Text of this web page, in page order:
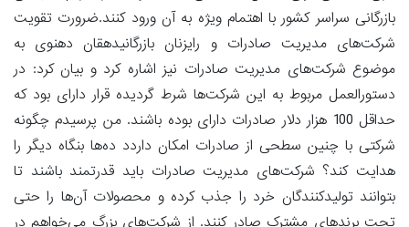
بازرگانی سراسر کشور با اهتمام ویژه به آن ورود کنند.ضرورت تقویت
شرکت‌های مدیریت صادرات و رایزنان بازرگانیدهقان دهنوی به
موضوع شرکت‌های مدیریت صادرات نیز اشاره کرد و بیان کرد: در
دستورالعمل مربوط به این شرکت‌ها شرط گردیده قرار دارای بود که
حداقل 100 هزار دلار صادرات دارای بوده باشند. من پرسیدم چگونه
شرکتی با چنین سطحی از صادرات امکان داردد ده‌ها بنگاه دیگر را
هدایت کند؟ شرکت‌های مدیریت صادرات باید قدرتمند باشند تا
بتوانند تولیدکنندگان خرد را جذب کرده و محصولات آن‌ها را حتی